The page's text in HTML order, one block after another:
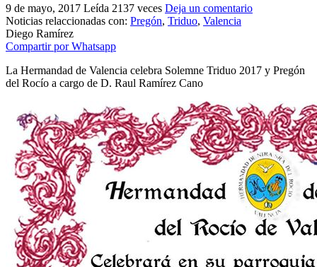
9 de mayo, 2017 Leída 2137 veces Deja un comentario
Noticias relaccionadas con: Pregón, Triduo, Valencia
Diego Ramírez
Compartir por Whatsapp
La Hermandad de Valencia celebra Solemne Triduo 2017 y Pregón
del Rocío a cargo de D. Raul Ramírez Cano